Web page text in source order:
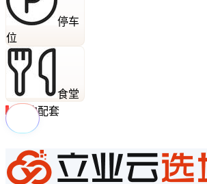
停车
位
食堂
周边配套